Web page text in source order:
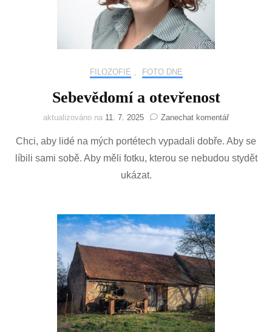
FILOZOFIE FOTO DNE
Sebevědomí a otevřenost
aktualizováno na 11. 7. 2025 Zanechat komentářna
a
otevřenost
Chci, aby lidé na mých portétech vypadali dobře. Aby se
líbili sami sobě. Aby měli fotku, kterou se nebudou stydět
ukázat.